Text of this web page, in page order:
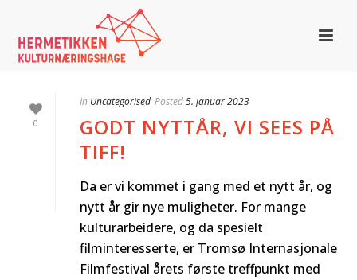
0
In Uncategorised Posted5. januar 2023
GODT NYTTÅR, VI SEES PÅ
TIFF!
Da er vi kommet i gang med et nytt år, og
nytt år gir nye muligheter. For mange
kulturarbeidere, og da spesielt
filminteresserte, er Tromsø Internasjonale
Filmfestival årets første treffpunkt med